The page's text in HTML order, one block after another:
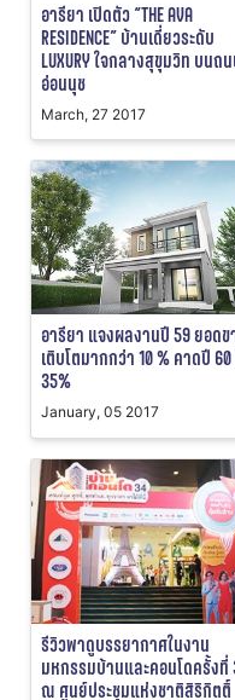
อารียา เปิดตัว “THE AVA
RESIDENCE” บ้านเดี่ยวระดับ
LUXURY ใจกลางสุขุมวิท บนถ
อ่อนนุช
March, 27 2017
อารียา แจงผลงานปี 59 ยอดข
เติบโตมากกว่า 10 % คาดปี 60
35%
January, 05 2017
รีวิวพาดูบรรยากาศในงาน
มหกรรมบ้านและคอนโดครั้งที่
ณ ศูนย์ประชุมแห่งชาติสิริกิตติ์